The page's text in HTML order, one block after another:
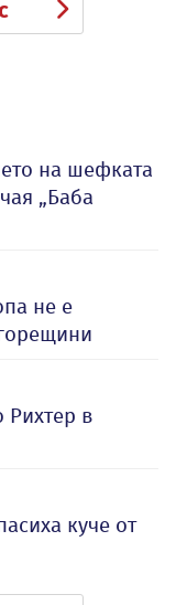
на шефката
„Баба
не е
Рихтер в
куче от